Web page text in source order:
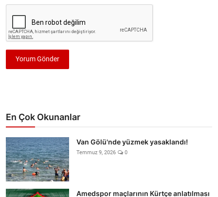
Yorum Gönder
En Çok Okunanlar
Van Gölü'nde yüzmek yasaklandı!
Temmuz 9, 2026 0
Amedspor maçlarının Kürtçe anlatılması